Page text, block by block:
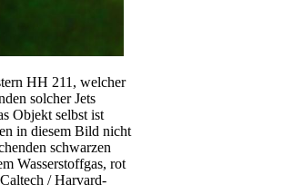
HH 211, welcher
solcher Jets
Objekt selbst ist
in diesem Bild nicht
schwarzen
Wasserstoffgas, rot
/ Harvard-